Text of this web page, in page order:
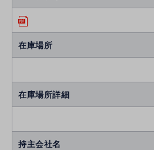
在庫場所
在庫場所詳細
持主会社名